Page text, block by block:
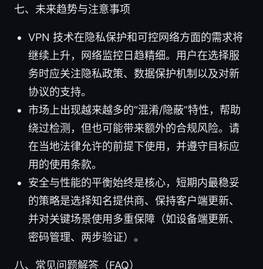
七、未来趋势与注意事项
VPN 技术在隐私保护和可控网络方面的需求将
继续上升，网络监控日趋精细。用户在选择服
务时应关注隐私政策、数据保护机制以及对新
协议的支持。
市场上出现越来越多的“混淆/隐蔽”特性，帮助
绕过检测，但也可能带来额外的合规风险。请
在当地法律允许的前提下使用，并遵守目标应
用的使用条款。
安全与性能的平衡始终是核心，短期内最稳妥
的策略是选择知名提供商、保持客户端更新、
并对关键场景使用多重保障（如设备端更新、
密码管理、两步验证）。
八、常见问题解答（FAQ）